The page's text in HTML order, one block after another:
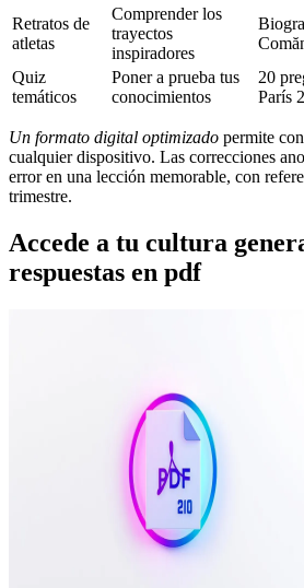
Retratos de
atletas
Comprender los
trayectos
inspiradores
Quiz
temáticos
Poner a prueba tus
conocimientos
20
París
Un formato digital optimizado permite
cualquier dispositivo. Las correcciones
error en una lección memorable, con
trimestre.
Accede a tu cultura
respuestas en pdf